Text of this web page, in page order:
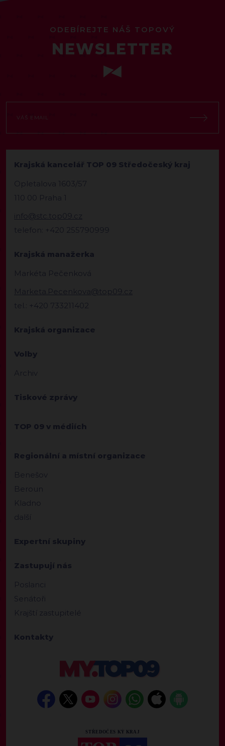
ODEBÍREJTE NÁŠ TOPOVÝ
NEWSLETTER
Krajská kancelář TOP 09 Středočeský kraj
Opletalova 1603/57
110 00 Praha 1
info@stc.top09.cz
telefon: +420 255790999
Krajská manažerka
Markéta Pečenková
Marketa.Pecenkova@top09.cz
tel.: +420 733211402
Krajská organizace
Volby
Archiv
Tiskové zprávy
TOP 09 v médiích
Regionální a místní organizace
Benešov
Beroun
Kladno
další
Expertní skupiny
Zastupují nás
Poslanci
Senátoři
Krajští zastupitelé
Kontakty